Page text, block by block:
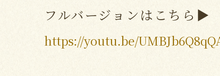
フルバージョンはこちら▶
https://youtu.be/